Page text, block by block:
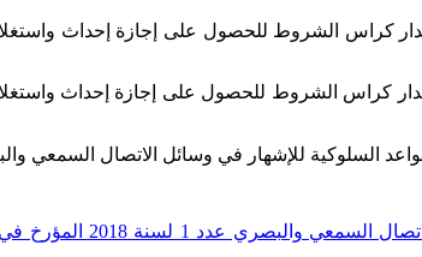
للاتصال السمعي والبصري عدد 3 لسنة 2014 المؤرخ في 5مارس 2014 والمتعلق بإصدار كراس الشروط
للاتصال السمعي والبصري عدد 4 لسنة 2014 المؤرخ في 5 مارس 2014 والمتعلق بإصدار كراس الشروط